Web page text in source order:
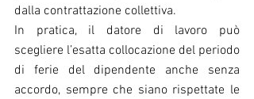
dalla contrattazione collettiva.
In pratica, il datore di lavoro può
scegliere l’esatta collocazione del periodo
di ferie del dipendente anche senza
accordo, sempre che siano rispettate le